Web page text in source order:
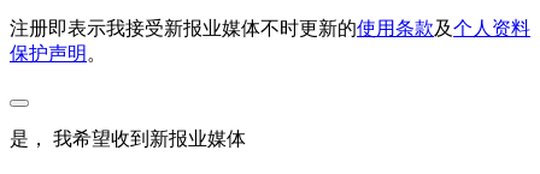
注册即表示我接受新报业媒体不时更新的使用条款及个人资料
保护声明。
是， 我希望收到新报业媒体